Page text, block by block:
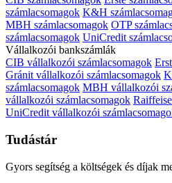
számlacsomagok K&H
MBH számlacsomagok OTP
számlacsomagok UniCredit
Vállalkozói bankszámlák
CIB vállalkozói számlacsomagok
Gránit vállalkozói számlacsomagok
számlacsomagok MBH vállalkozói
vállalkozói számlacsomagok
UniCredit vállalkozói
Tudástár
Gyors segítség a költségek és díjak